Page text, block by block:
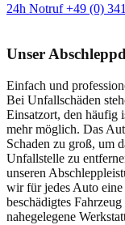
24h Notruf +49 (0)
Unser
Einfach und
Bei Unfallschäden
Einsatzort, den häufig
mehr möglich. Das
Schaden zu groß, um
Unfallstelle zu
unseren
wir für jedes Auto
beschädigtes
nahegelegene